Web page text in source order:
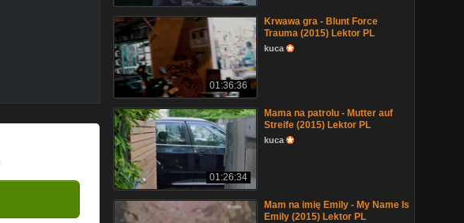
01:36:36
Krwawa gra - Blunt Force
Trauma (2015) Lektor PL
kuca
01:26:34
Mama na patrolu - Mutter auf
Streife (2015) Lektor PL
kuca
Mam na imię Emily - My Name Is
Emily (2015) Lektor PL